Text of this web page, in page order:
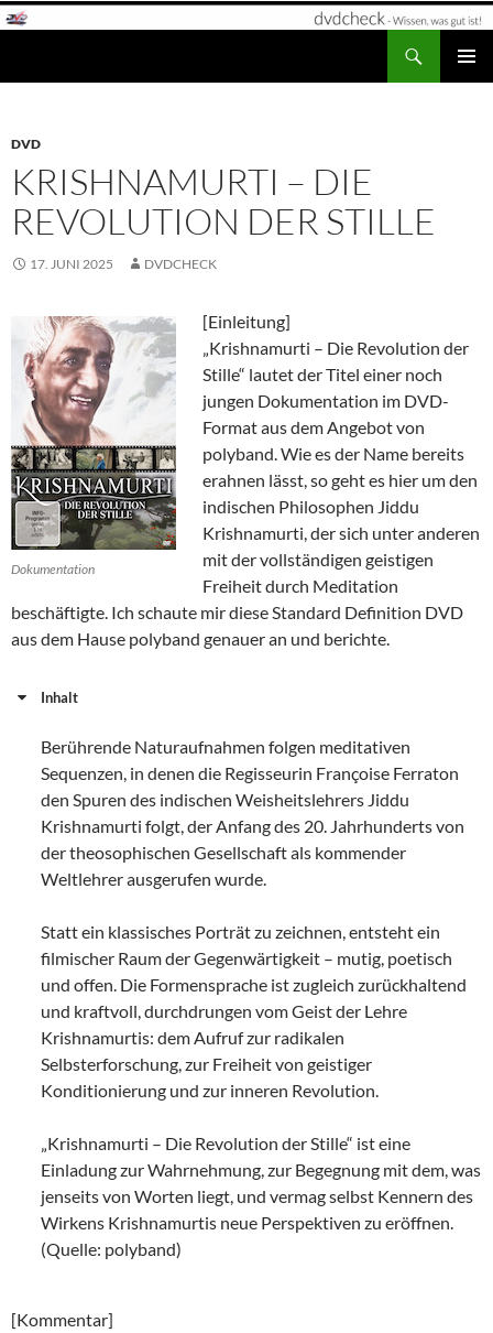
Zum
DVD
KRISHNAMURTI – DIE
REVOLUTION DER STILLE
17. JUNI 2025 DVDCHECK
Dokumentation
[Einleitung]
„Krishnamurti – Die Revolution der
Stille“ lautet der Titel einer noch
jungen Dokumentation im DVD-
Format aus dem Angebot von
polyband. Wie es der Name bereits
erahnen lässt, so geht es hier um den
indischen Philosophen Jiddu
Krishnamurti, der sich unter anderen
mit der vollständigen geistigen
Freiheit durch Meditation
beschäftigte. Ich schaute mir diese Standard Definition DVD
aus dem Hause polyband genauer an und berichte.
Inhalt
Berührende Naturaufnahmen folgen meditativen
Sequenzen, in denen die Regisseurin Françoise Ferraton
den Spuren des indischen Weisheitslehrers Jiddu
Krishnamurti folgt, der Anfang des 20. Jahrhunderts von
der theosophischen Gesellschaft als kommender
Weltlehrer ausgerufen wurde.
Statt ein klassisches Porträt zu zeichnen, entsteht ein
filmischer Raum der Gegenwärtigkeit – mutig, poetisch
und offen. Die Formensprache ist zugleich zurückhaltend
und kraftvoll, durchdrungen vom Geist der Lehre
Krishnamurtis: dem Aufruf zur radikalen
Selbsterforschung, zur Freiheit von geistiger
Konditionierung und zur inneren Revolution.
„Krishnamurti – Die Revolution der Stille“ ist eine
Einladung zur Wahrnehmung, zur Begegnung mit dem, was
jenseits von Worten liegt, und vermag selbst Kennern des
Wirkens Krishnamurtis neue Perspektiven zu eröffnen.
(Quelle: polyband)
[Kommentar]